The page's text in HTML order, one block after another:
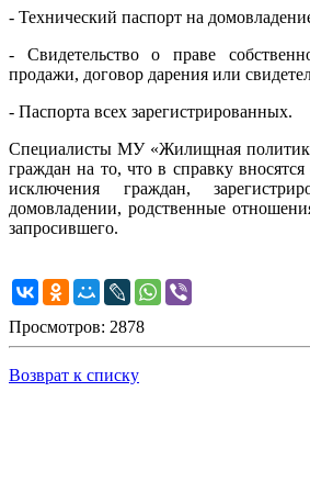
- Технический паспорт на
- Свидетельство о праве
продажи, договор дарения или
- Паспорта всех зарегистрированных.
Специалисты МУ «Жилищная
граждан на то, что в справку вносятся
исключения граждан,
домовладении, родственные
запросившего.
Просмотров: 2878
Возврат к списку